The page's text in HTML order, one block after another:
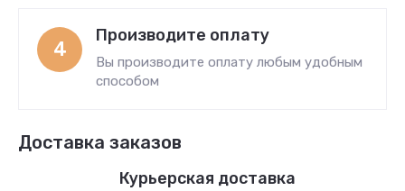
4
Производите оплату
Вы производите оплату любым удобным
способом
Доставка заказов
Курьерская доставка